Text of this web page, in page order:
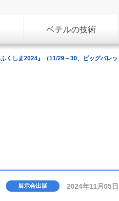
ベテルの技術
くしま2024』（11/29～30、ビッグパレ
展示会出展 2024年11月05日